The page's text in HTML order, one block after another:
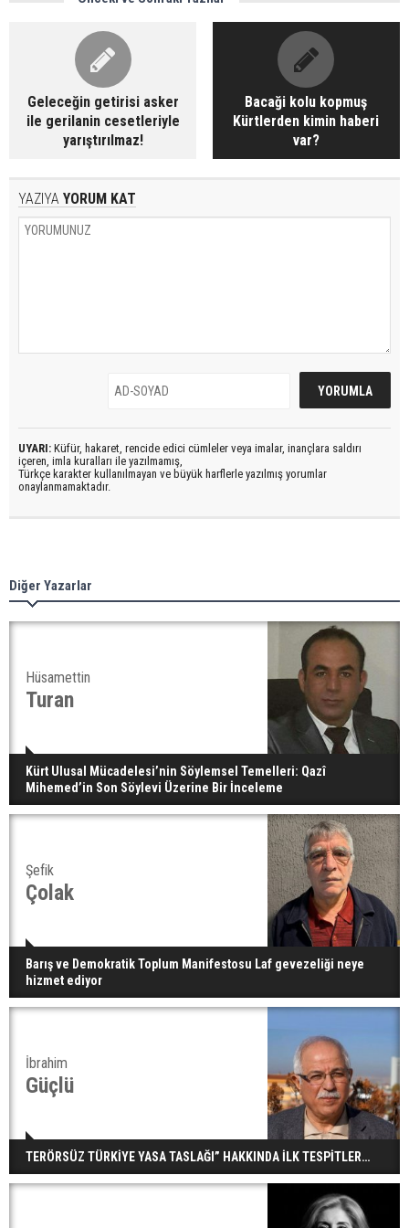
Geleceğin getirisi asker
ile gerilanin cesetleriyle
yarıştırılmaz!
Bacaği kolu kopmuş
Kürtlerden kimin haberi
var?
YAZIYA YORUM KAT
UYARI: Küfür, hakaret, rencide edici cümleler veya imalar, inançlara saldırı
içeren, imla kuralları ile yazılmamış,
Türkçe karakter kullanılmayan ve büyük harflerle yazılmış yorumlar
onaylanmamaktadır.
Diğer Yazarlar
Hüsamettin
Turan
Kürt Ulusal Mücadelesi’nin Söylemsel Temelleri: Qazî
Mihemed’in Son Söylevi Üzerine Bir İnceleme
Şefik
Çolak
Barış ve Demokratik Toplum Manifestosu Laf gevezeliği neye
hizmet ediyor
İbrahim
Güçlü
TERÖRSÜZ TÜRKİYE YASA TASLAĞI” HAKKINDA İLK TESPİTLER…